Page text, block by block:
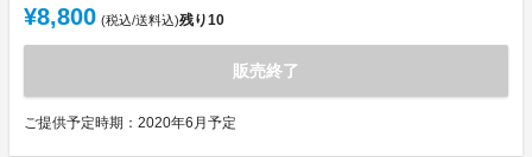
¥8,800 (税込/送料込)残り10
販売終了
ご提供予定時期：2020年6月予定